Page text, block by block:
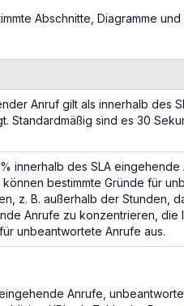
Abschnitte, Diagramme und
Anruf gilt als innerhalb des
Standardmäßig sind es 30
innerhalb des SLA eingehende
bestimmte Gründe für
z. B. außerhalb der Stunden,
Anrufe zu konzentrieren, die
unbeantwortete Anrufe aus.
Anrufe,